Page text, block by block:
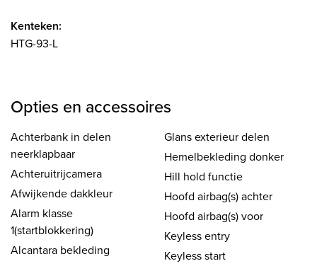
Kenteken:
HTG-93-L
Opties en accessoires
Achterbank in delen
neerklapbaar
Achteruitrijcamera
Afwijkende dakkleur
Alarm klasse
1(startblokkering)
Alcantara bekleding
Glans exterieur delen
Hemelbekleding donker
Hill hold functie
Hoofd airbag(s) achter
Hoofd airbag(s) voor
Keyless entry
Keyless start